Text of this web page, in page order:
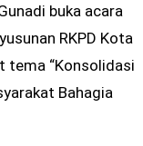
buka acara
RKPD Kota
tema “Konsolidasi
Bahagia